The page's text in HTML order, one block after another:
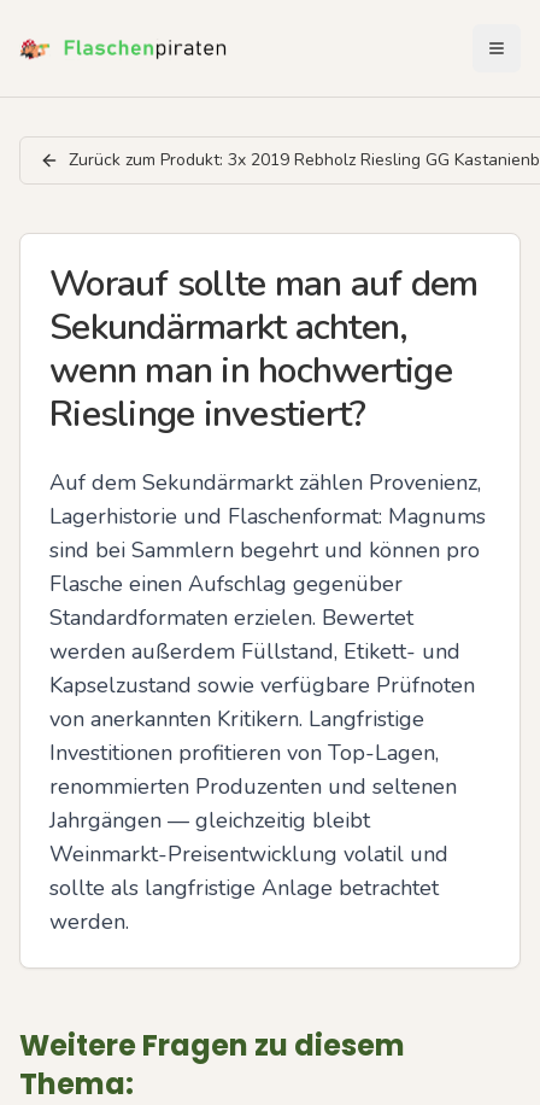
Zurück zum Produkt: 3x 2019 Rebholz Riesling GG
Worauf sollte man auf dem
Sekundärmarkt achten,
wenn man in hochwertige
Rieslinge investiert?
Auf dem Sekundärmarkt zählen Provenienz,
Lagerhistorie und Flaschenformat: Magnums
sind bei Sammlern begehrt und können pro
Flasche einen Aufschlag gegenüber
Standardformaten erzielen. Bewertet
werden außerdem Füllstand, Etikett- und
Kapselzustand sowie verfügbare Prüfnoten
von anerkannten Kritikern. Langfristige
Investitionen profitieren von Top-Lagen,
renommierten Produzenten und seltenen
Jahrgängen — gleichzeitig bleibt
Weinmarkt-Preisentwicklung volatil und
sollte als langfristige Anlage betrachtet
werden.
Weitere Fragen zu diesem
Thema: